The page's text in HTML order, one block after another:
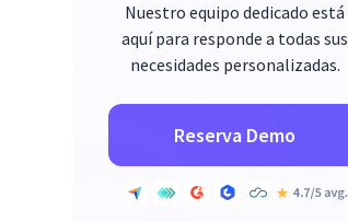
Nuestro equipo dedicado está
aquí para responde a todas sus
necesidades personalizadas.
Reserva Demo